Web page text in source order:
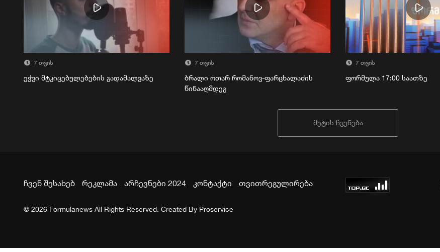
7 თვის
ეჭვი მტკიცებულებების გადამალვაზე
7 თვის
ბრალი ოთარ რომანოვ-ფარცხალაძის
წინააღმდეგ
7 თვის
ფორმულა 17:00 საათზე
მეტის ჩვენება
ჩვენ შესახებ რეკლამა არჩევნები 2024 კონტაქტი თვითრეგულირება
© 2026 Formulanews All Rights Reserved. Created By Proservice